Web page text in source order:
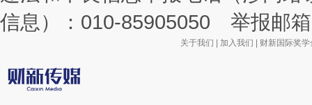
信息）：010-85905050 举报邮
关于我们 加入我们 财新国际奖学